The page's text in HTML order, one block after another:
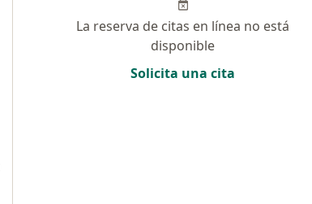
La reserva de citas en línea no está
disponible
Solicita una cita